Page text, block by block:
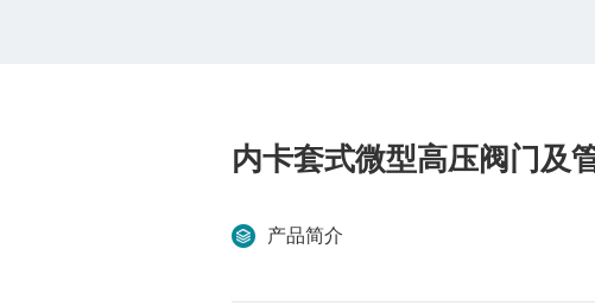
内卡套式微型高压阀门及
产品简介